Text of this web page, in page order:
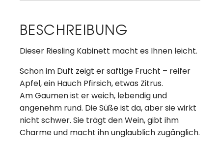
BESCHREIBUNG
Dieser Riesling Kabinett macht es Ihnen leicht.
Schon im Duft zeigt er saftige Frucht – reifer
Apfel, ein Hauch Pfirsich, etwas Zitrus.
Am Gaumen ist er weich, lebendig und
angenehm rund. Die Süße ist da, aber sie wirkt
nicht schwer. Sie trägt den Wein, gibt ihm
Charme und macht ihn unglaublich zugänglich.